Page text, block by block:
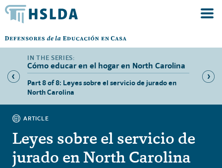
Cómo educar en el hogar en North Carolina
de
Part 8 of 8: Leyes sobre el servicio de jurado en
North Carolina
Part 1
ARTICLE
Leyes sobre el servicio de
jurado en North Carolina